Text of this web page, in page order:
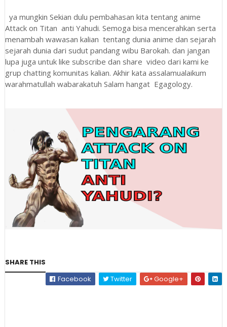
ya mungkin Sekian dulu pembahasan kita tentang anime
Attack on Titan anti Yahudi. Semoga bisa mencerahkan serta
menambah wawasan kalian tentang dunia anime dan sejarah
sejarah dunia dari sudut pandang wibu Barokah. dan jangan
lupa juga untuk like subscribe dan share video dari kami ke
grup chatting komunitas kalian. Akhir kata assalamualaikum
warahmatullah wabarakatuh Salam hangat Egagology.
SHARE THIS
Facebook
Twitter Google+